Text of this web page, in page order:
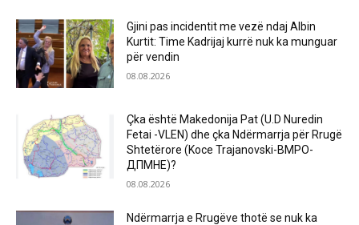
Gjini pas incidentit me vezë ndaj Albin
Kurtit: Time Kadrijaj kurrë nuk ka munguar
për vendin
08.08.2026
Çka është Makedonija Pat (U.D Nuredin
Fetai -VLEN) dhe çka Ndërmarrja për Rrugë
Shtetërore (Koce Trajanovski-ВМРО-
ДПМНЕ)?
08.08.2026
Ndërmarrja e Rrugëve thotë se nuk ka